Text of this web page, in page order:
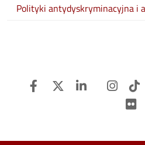
Polityki antydyskryminacyjna i
Facebook
Twitter Linkedin